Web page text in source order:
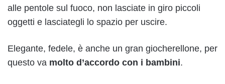
alle pentole sul fuoco, non lasciate in giro piccoli
oggetti e lasciategli lo spazio per uscire.
Elegante, fedele, è anche un gran giocherellone, per
questo va molto d’accordo con i bambini.